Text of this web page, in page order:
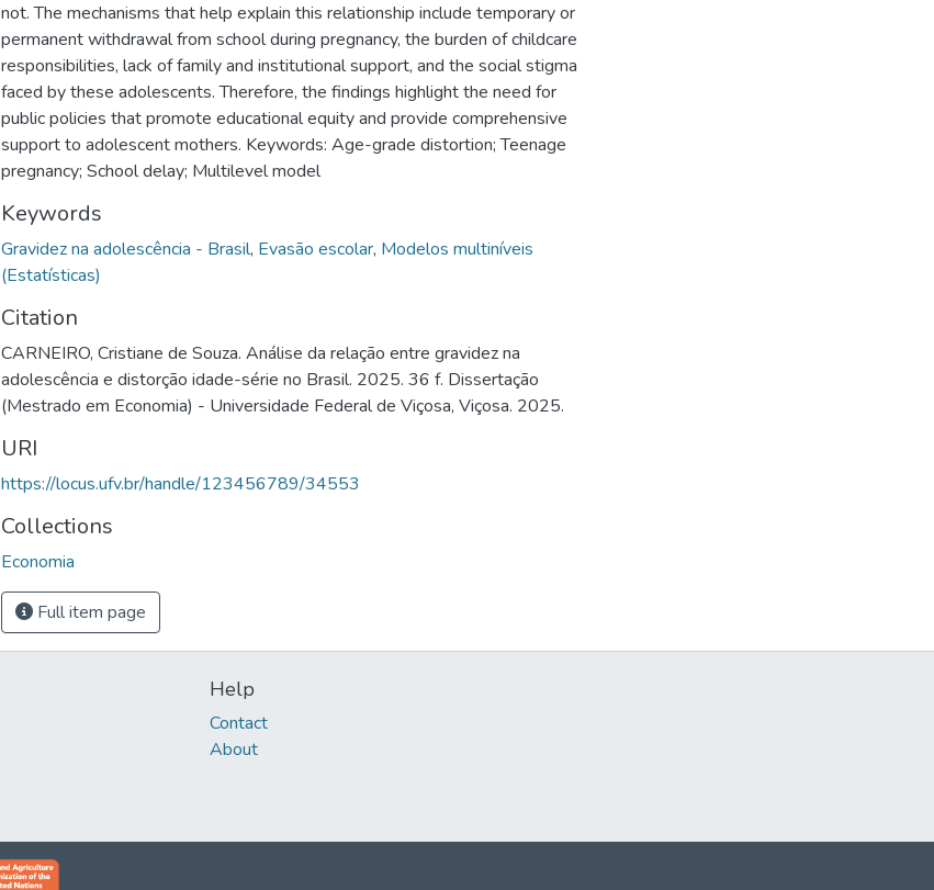
not. The mechanisms that help explain this relationship include temporary or
permanent withdrawal from school during pregnancy, the burden of childcare
responsibilities, lack of family and institutional support, and the social stigma
faced by these adolescents. Therefore, the findings highlight the need for
public policies that promote educational equity and provide comprehensive
support to adolescent mothers. Keywords: Age-grade distortion; Teenage
pregnancy; School delay; Multilevel model
Keywords
Gravidez na adolescência - Brasil, Evasão escolar, Modelos multiníveis
(Estatísticas)
Citation
CARNEIRO, Cristiane de Souza. Análise da relação entre gravidez na
adolescência e distorção idade-série no Brasil. 2025. 36 f. Dissertação
(Mestrado em Economia) - Universidade Federal de Viçosa, Viçosa. 2025.
URI
https://locus.ufv.br/handle/123456789/34553
Collections
Economia
Full item page
Help
Contact
About